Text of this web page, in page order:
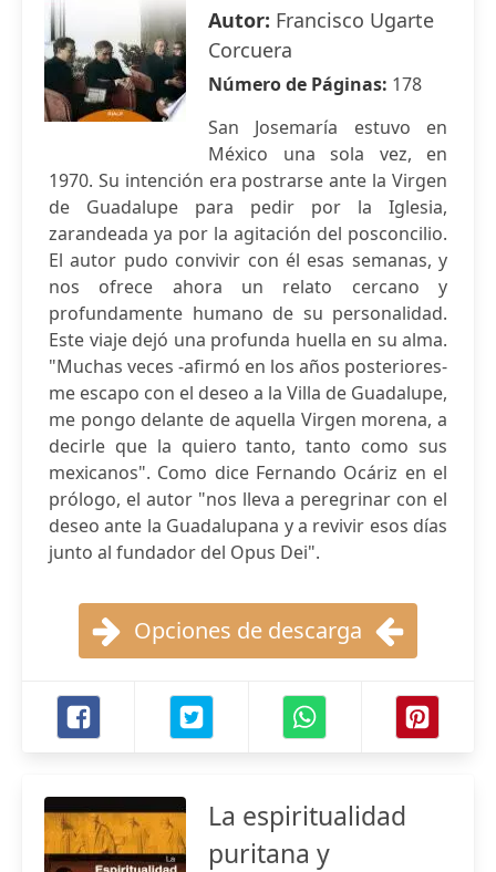
Autor: Francisco Ugarte
Corcuera
Número de Páginas: 178
San Josemaría estuvo en
México una sola vez, en
1970. Su intención era postrarse ante la Virgen
de Guadalupe para pedir por la Iglesia,
zarandeada ya por la agitación del posconcilio.
El autor pudo convivir con él esas semanas, y
nos ofrece ahora un relato cercano y
profundamente humano de su personalidad.
Este viaje dejó una profunda huella en su alma.
"Muchas veces -afirmó en los años posteriores-
me escapo con el deseo a la Villa de Guadalupe,
me pongo delante de aquella Virgen morena, a
decirle que la quiero tanto, tanto como sus
mexicanos". Como dice Fernando Ocáriz en el
prólogo, el autor "nos lleva a peregrinar con el
deseo ante la Guadalupana y a revivir esos días
junto al fundador del Opus Dei".
Opciones de descarga
La espiritualidad
puritana y